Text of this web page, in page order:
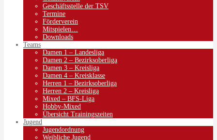
Geschäftsstelle der TSV
Termine
Förderverein
Mitspielen…
Downloads
Teams
Damen 1 – Landesliga
Damen 2 – Bezirksoberliga
Damen 3 – Kreisliga
Damen 4 – Kreisklasse
Herren 1 – Bezirksoberliga
Herren 2 – Kreisliga
Mixed – BFS-Liga
Hobby-Mixed
Übersicht Trainingszeiten
Jugend
Jugendordnung
Weibliche Jugend